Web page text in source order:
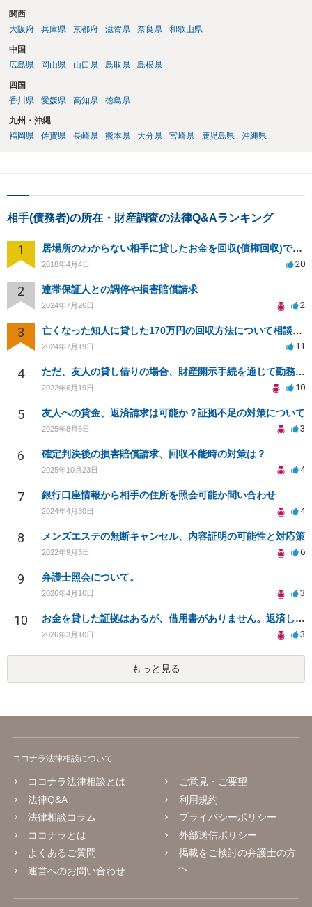
関西
大阪府
兵庫県 京都府 滋賀県 奈良県 和歌山県
中国
広島県
岡山県 山口県 鳥取県 島根県
四国
香川県
愛媛県 高知県 徳島県
九州・沖縄
福岡県
佐賀県 長崎県 熊本県 大分県 宮崎県 鹿児島県 沖縄県
相手(債務者)の所在・財産調査の法律Q&Aランキング
1 居場所のわからない相手に貸したお金を回収(債権回収)できますか？
2018年4月4日 20
2 連帯保証人との調停や損害賠償請求
2024年7月26日 2
3 亡くなった知人に貸した170万円の回収方法について相談したい
2024年7月19日 11
4 ただ、友人の貸し借りの場合、財産開示手続を通じて勤務先を知り、給料の差押えができますか？
2022年6月19日 10
5 友人への貸金、返済請求は可能か？証拠不足の対策について
2025年8月6日 3
6 確定判決後の損害賠償請求、回収不能時の対策は？
2025年10月23日 4
7 銀行口座情報から相手の住所を照会可能か問い合わせ
2024年4月30日 4
8 メンズエステの無断キャンセル、内容証明の可能性と対応策
2022年9月3日 6
9 弁護士照会について。
2026年4月16日 3
10 お金を貸した証拠はあるが、借用書がありません。返済してもらうことは可能でしょうか？
2026年3月10日 3
もっと見る
ココナラ法律相談について
ココナラ法律相談とは
法律Q&A
法律相談コラム
ココナラとは
よくあるご質問
運営へのお問い合わせ
ご意見・ご要望
利用規約
プライバシーポリシー
外部送信ポリシー
掲載をご検討の弁護士の方
へ